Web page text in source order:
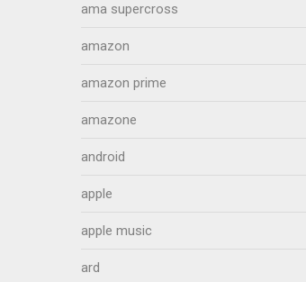
ama supercross
amazon
amazon prime
amazone
android
apple
apple music
ard